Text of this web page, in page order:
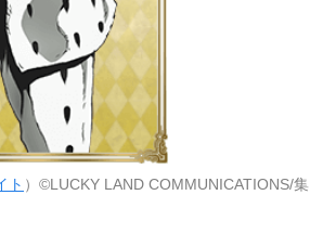
ト ）©LUCKY LAND COMMUNICATIONS/集